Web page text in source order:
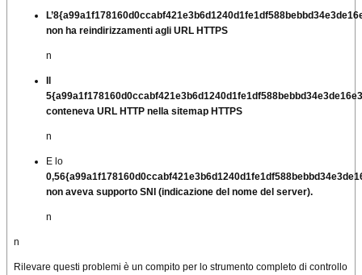
non ha reindirizzamenti agli URL HTTPS
n
Il
conteneva URL HTTP nella sitemap HTTPS
n
E lo
non aveva supporto SNI (indicazione del nome del server).
n
n
Rilevare questi problemi è un compito per lo strumento completo di controllo